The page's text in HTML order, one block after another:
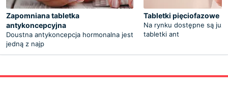
Zapomniana tabletka
antykoncepcyjna
Doustna antykoncepcja hormonalna jest
jedną z najp
Tabletki pięciofazowe
Na rynku dostępne są już
tabletki ant